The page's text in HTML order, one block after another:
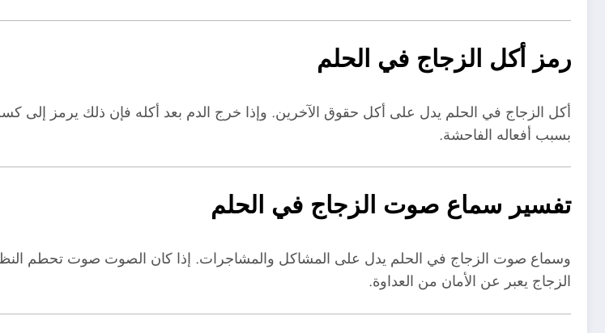
رمز أكل الزجاج في الحلم
أكل الزجاج في الحلم يدل على أكل حقوق الآخرين. وإذا خرج الدم بعد أكله فإن ذلك يرمز
بسبب أفعاله الفاحشة.
تفسير سماع صوت الزجاج في الحلم
وسماع صوت الزجاج في الحلم يدل على المشاكل والمشاجرات. إذا كان الصوت صوت تحطم
الزجاج يعبر عن الأمان من العداوة.